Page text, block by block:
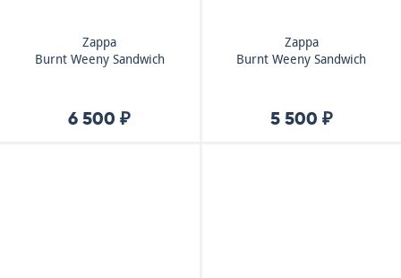
Zappa
Burnt Weeny Sandwich
6 500 ₽
Zappa
Burnt Weeny Sandwich
5 500 ₽